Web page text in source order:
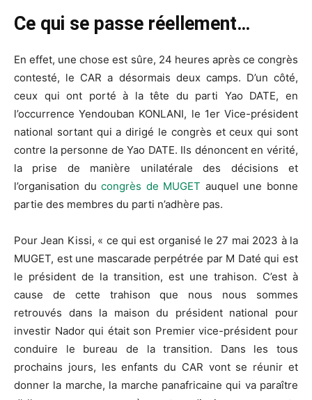
Ce qui se passe réellement…
En effet, une chose est sûre, 24 heures après ce congrès
contesté, le CAR a désormais deux camps. D’un côté,
ceux qui ont porté à la tête du parti Yao DATE, en
l’occurrence Yendouban KONLANI, le 1er Vice-président
national sortant qui a dirigé le congrès et ceux qui sont
contre la personne de Yao DATE. Ils dénoncent en vérité,
la prise de manière unilatérale des décisions et
l’organisation ducongrès de MUGET auquel une bonne
partie des membres du parti n’adhère pas.
Pour Jean Kissi, « ce qui est organisé le 27 mai 2023 à la
MUGET, est une mascarade perpétrée par M Daté qui est
le président de la transition, est une trahison. C’est à
cause de cette trahison que nous nous sommes
retrouvés dans la maison du président national pour
investir Nador qui était son Premier vice-président pour
conduire le bureau de la transition. Dans les tous
prochains jours, les enfants du CAR vont se réunir et
donner la marche, la marche panafricaine qui va paraître